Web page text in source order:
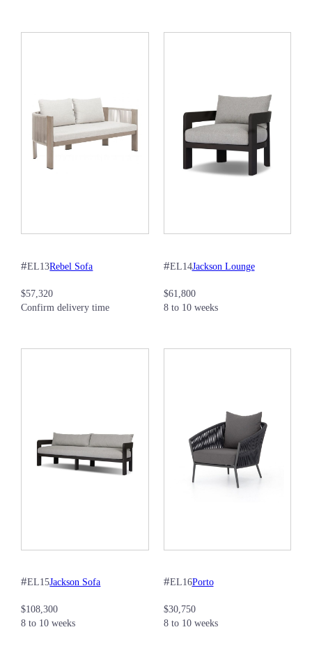
#EL13Rebel Sofa
$57,320
Confirm delivery time
#EL14Jackson Lounge
$61,800
8 to 10 weeks
#EL15Jackson Sofa
$108,300
8 to 10 weeks
#EL16Porto
$30,750
8 to 10 weeks